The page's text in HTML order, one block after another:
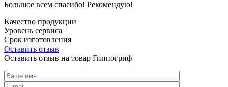
Большое всем спасибо! Рекомендую!
Качество продукции
Уровень сервиса
Срок изготовления
Оставить отзыв
Оставить отзыв на товар Гиппогриф